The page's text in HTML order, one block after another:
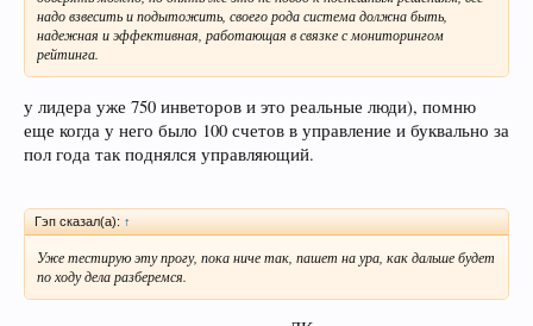
надо взвесить и подытожить, своего рода система должна быть,
надежная и эффективная, работающая в связке с мониторингом
рейтинга.
у лидера уже 750 инветоров и это реальные люди), помню
еще когда у него было 100 счетов в управление и буквально за
пол года так поднялся управляющий.
Гэп сказал(а): ↑
Уже тестирую эту прогу, пока ниче так, пашет на ура, как дальше будет
по ходу дела разберемся.